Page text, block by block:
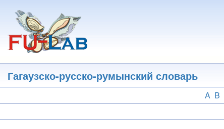
основному
содержанию
Гагаузско-русско-румынский словарь
A B